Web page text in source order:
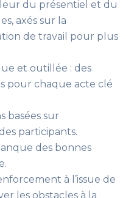
du présentiel et du
axés sur la
de travail pour plus
et outillée : des
pour chaque acte clé
basées sur
participants.
des bonnes
à l’issue de
les obstacles à la